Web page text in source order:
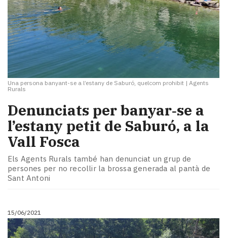
Una persona banyant-se a l’estany de Saburó, quelcom prohibit | Agents
Rurals
Denunciats per banyar‑se a
l’estany petit de Saburó, a la
Vall Fosca
Els Agents Rurals també han denunciat un grup de
persones per no recollir la brossa generada al pantà de
Sant Antoni
15/06/2021